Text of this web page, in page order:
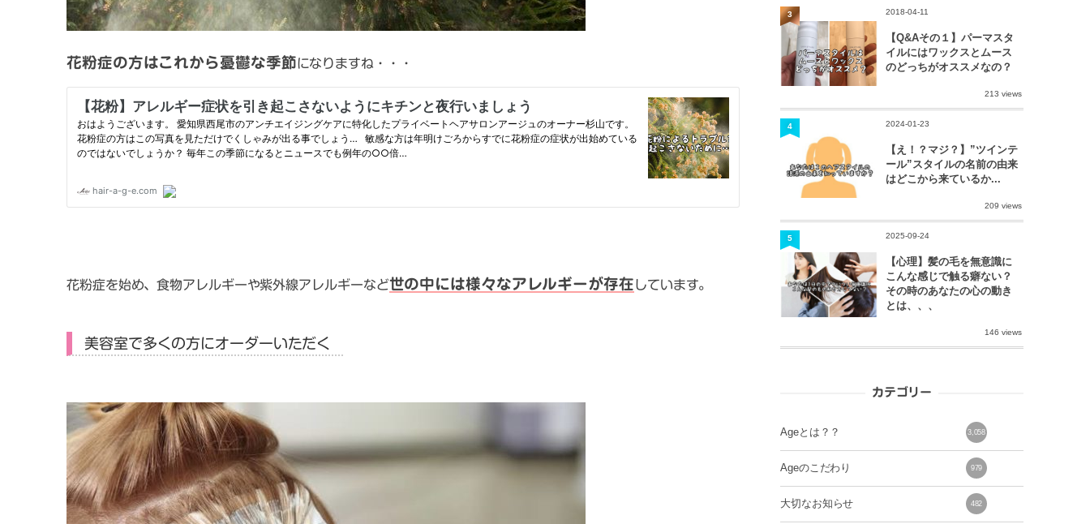
花粉症の方はこれから憂鬱な季節になりますね・・・
花粉症を始め、食物アレルギーや紫外線アレルギーなど世の中には様々なアレルギーが存在しています。
美容室で多くの方にオーダーいただく
2018-04-11
【Q&Aその１】パーマスタ
イルにはワックスとムース
のどっちがオススメなの？
213 views
3
2024-01-23
【え！？マジ？】”ツインテ
ール”スタイルの名前の由来
はどこから来ているか...
209 views
4
2025-09-24
【心理】髪の毛を無意識に
こんな感じで触る癖ない？
その時のあなたの心の動き
とは、、、
146 views
5
カテゴリー
Ageとは？？ 3,058
Ageのこだわり 979
大切なお知らせ 482